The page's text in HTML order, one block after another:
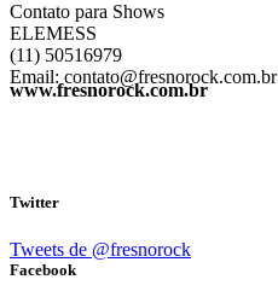
Contato para Shows
ELEMESS
(11) 50516979
Email: contato@fresnorock.com.br
www.fresnorock.com.br
Twitter
Tweets de @fresnorock
Facebook